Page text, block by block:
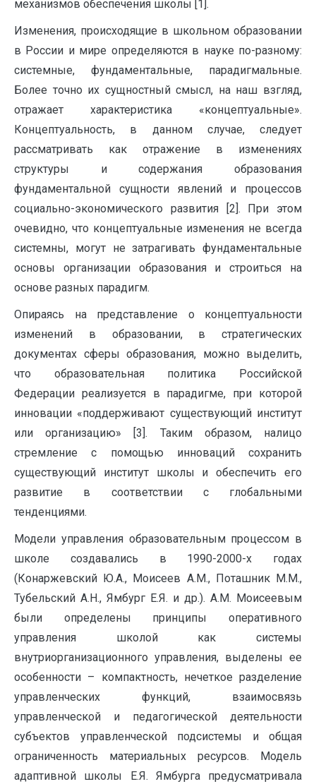
механизмов обеспечения школы [1].
Изменения, происходящие в школьном образовании
в России и мире определяются в науке по-разному:
системные, фундаментальные, парадигмальные.
Более точно их сущностный смысл, на наш взгляд,
отражает характеристика «концептуальные».
Концептуальность, в данном случае, следует
рассматривать как отражение в изменениях
структуры и содержания образования
фундаментальной сущности явлений и процессов
социально-экономического развития [2]. При этом
очевидно, что концептуальные изменения не всегда
системны, могут не затрагивать фундаментальные
основы организации образования и строиться на
основе разных парадигм.
Опираясь на представление о концептуальности
изменений в образовании, в стратегических
документах сферы образования, можно выделить,
что образовательная политика Российской
Федерации реализуется в парадигме, при которой
инновации «поддерживают существующий институт
или организацию» [3]. Таким образом, налицо
стремление с помощью инноваций сохранить
существующий институт школы и обеспечить его
развитие в соответствии с глобальными
тенденциями.
Модели управления образовательным процессом в
школе создавались в 1990-2000-х годах
(Конаржевский Ю.А., Моисеев А.М., Поташник М.М.,
Тубельский А.Н., Ямбург Е.Я. и др.). А.М. Моисеевым
были определены принципы оперативного
управления школой как системы
внутриорганизационного управления, выделены ее
особенности – компактность, нечеткое разделение
управленческих функций, взаимосвязь
управленческой и педагогической деятельности
субъектов управленческой подсистемы и общая
ограниченность материальных ресурсов. Модель
адаптивной школы Е.Я. Ямбурга предусматривала